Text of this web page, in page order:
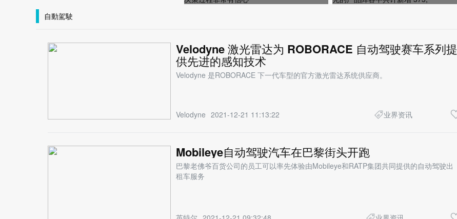
自動駕駛
Velodyne 激光雷达为 ROBORACE 自动驾驶赛车系列提
供先进的感知技术
Velodyne 是ROBORACE 下一代车型的官方激光雷达系统供应商。
Velodyne 2021-12-21 11:13:22 业界资讯
Mobileye自动驾驶汽车在巴黎街头开跑
巴黎老佛爷百货公司的员工可以率先体验由Mobileye和RATP集团共同提供的自动驾驶出
租车服务